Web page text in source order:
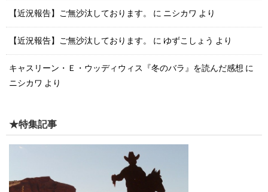
【近況報告】ご無沙汰しております。 に ニシカワ より
【近況報告】ご無沙汰しております。 に ゆずこしょう より
キャスリーン・Ｅ・ウッディウィス『冬のバラ』を読んだ感想 に
ニシカワ より
★特集記事